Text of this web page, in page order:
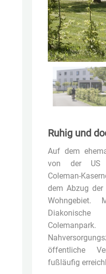
Ruhig und
Auf dem
von der US
Coleman-
dem Abzug der
Wohngebiet.
Diakonische
öffentliche
fußläufig